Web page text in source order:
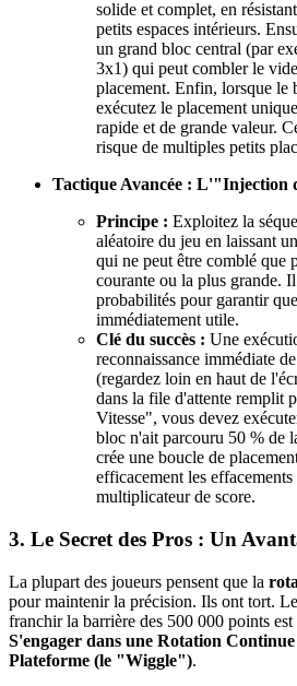
solide et complet, en
petits espaces intérieurs.
un grand bloc central (par
3x1) qui peut combler le
placement. Enfin, lorsque le
exécutez le placement
rapide et de grande valeur.
risque de multiples petits
Tactique Avancée : L'"Injection
Principe : Exploitez la
aléatoire du jeu en laissant
qui ne peut être comblé que
courante ou la plus grande.
probabilités pour garantir
immédiatement utile.
Clé du succès : Une
reconnaissance immédiate
(regardez loin en haut de
dans la file d'attente remplit
Vitesse", vous devez
bloc n'ait parcouru 50 % de
crée une boucle de
efficacement les
multiplicateur de score.
3. Le Secret des Pros : Un
La plupart des joueurs pensent que la
pour maintenir la précision. Ils ont tort.
franchir la barrière des 500 000 points
S'engager dans une Rotation
Plateforme (le "Wiggle").